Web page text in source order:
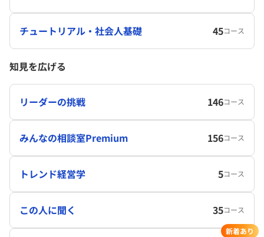
チュートリアル・社会人基礎 45コース
知見を広げる
リーダーの挑戦 146コース
みんなの相談室Premium 156コース
トレンド経営学 5コース
この人に聞く 35コース
新着あり